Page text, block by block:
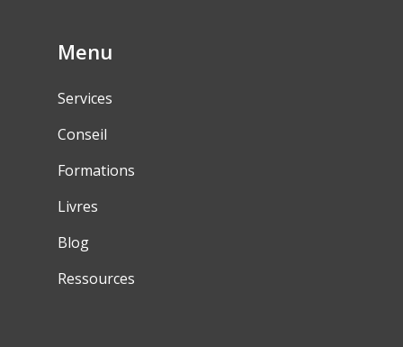
Menu
Services
Conseil
Formations
Livres
Blog
Ressources